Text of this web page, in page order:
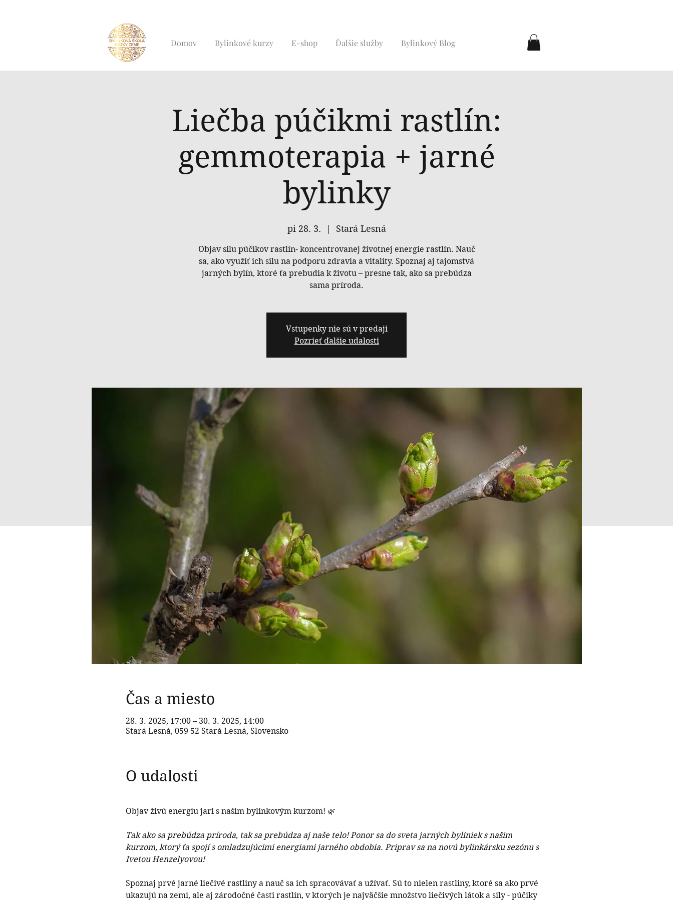
Domov Bylinkové kurzy E-shop Ďalšie služby Bylinkový Blog
Liečba púčikmi rastlín:
gemmoterapia + jarné
bylinky
pi 28. 3. Stará Lesná
Objav silu púčikov rastlín- koncentrovanej životnej energie rastlín. Nauč
sa, ako využiť ich silu na podporu zdravia a vitality. Spoznaj aj tajomstvá
jarných bylín, ktoré ťa prebudia k životu – presne tak, ako sa prebúdza
sama príroda.
Vstupenky nie sú v predaji
Pozrieť ďalšie udalosti
Čas a miesto
28. 3. 2025, 17:00 – 30. 3. 2025, 14:00
Stará Lesná, 059 52 Stará Lesná, Slovensko
O udalosti
Objav živú energiu jari s našim bylinkovým kurzom! 🌿
Tak ako sa prebúdza príroda, tak sa prebúdza aj naše telo! Ponor sa do sveta jarných byliniek s našim
kurzom, ktorý ťa spojí s omladzujúcimi energiami jarného obdobia. Priprav sa na novú bylinkársku sezónu s
Ivetou Henzelyovou!
Spoznaj prvé jarné liečivé rastliny a nauč sa ich spracovávať a užívať. Sú to nielen rastliny, ktoré sa ako prvé
ukazujú na zemi, ale aj zárodočné časti rastlín, v ktorých je najväčšie množstvo liečivých látok a sily - púčiky